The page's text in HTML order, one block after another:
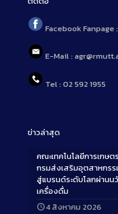
Facebook Fanpage :
E-Mail :
Tel : 02 592 1955
ข่าวล่าสุด
คณะเทคโนโลยีการเกษ
กรมส่งเสริมอุตสาหกร
สู่แบรนด์ระดับโลกผ่านน
เครื่องดื่ม
4 สิงหาคม 2026